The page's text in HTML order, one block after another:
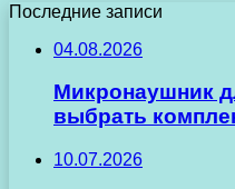
Последние записи
04.08.2026
Микронаушник
выбрать
10.07.2026